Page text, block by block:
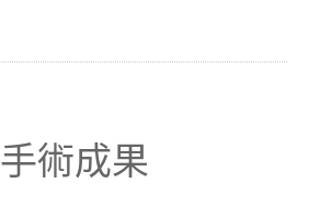
手術成果